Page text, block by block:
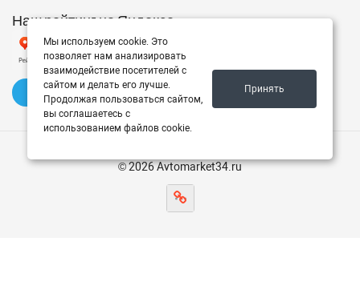
Наш рейтинг на Яндексе
✍️ Оставить отзыв
© 2026 Avtomarket34.ru
Мы используем cookie. Это
позволяет нам анализировать
взаимодействие посетителей с
сайтом и делать его лучше.
Продолжая пользоваться сайтом,
вы соглашаетесь с
использованием файлов cookie.
Принять